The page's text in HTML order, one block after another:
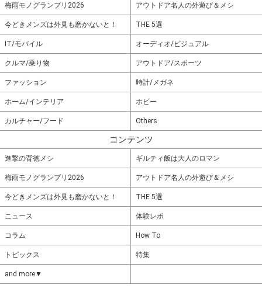
梅雨モノグランプリ2026 アウトドア名人の外遊び＆メシ
今どきメンズは外見も磨かないと！ THE 5選
IT/モバイル オーディオ/ビジュアル
クルマ/乗り物 アウトドア/スポーツ
ファッション 時計/メガネ
ホーム/インテリア ホビー
カルチャー/フード Others
コンテンツ
進撃の背徳メシ ギルティ飯は大人のロマン
梅雨モノグランプリ2026 アウトドア名人の外遊び＆メシ
今どきメンズは外見も磨かないと！ THE 5選
ニュース 体験レポ
コラム How To
トピックス 特集
and more▼